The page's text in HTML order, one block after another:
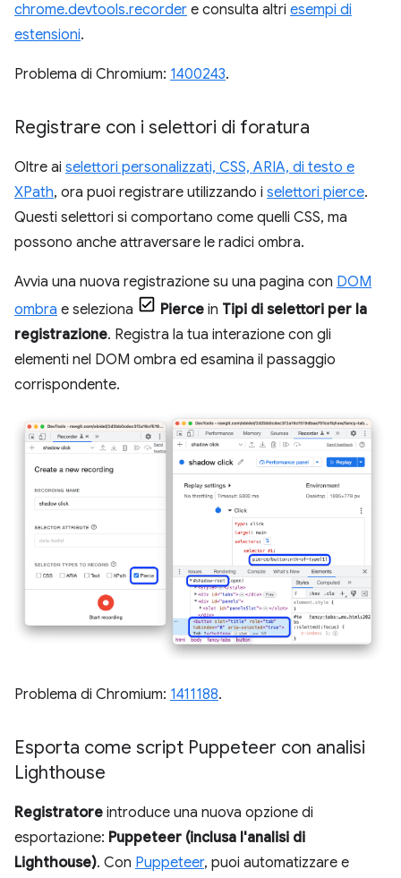
chrome.devtools.recorder e consulta altri esempi di
estensioni.
Problema di Chromium: 1400243.
Registrare con i selettori di foratura
Oltre ai selettori personalizzati, CSS, ARIA, di testo e
XPath, ora puoi registrare utilizzando i selettori pierce.
Questi selettori si comportano come quelli CSS, ma
possono anche attraversare le radici ombra.
Avvia una nuova registrazione su una pagina con DOM
ombra e seleziona Pierce in Tipi di selettori per la
registrazione. Registra la tua interazione con gli
elementi nel DOM ombra ed esamina il passaggio
corrispondente.
Problema di Chromium: 1411188.
Esporta come script Puppeteer con analisi
Lighthouse
Registratore introduce una nuova opzione di
esportazione: Puppeteer (inclusa l'analisi di
Lighthouse). Con Puppeteer, puoi automatizzare e